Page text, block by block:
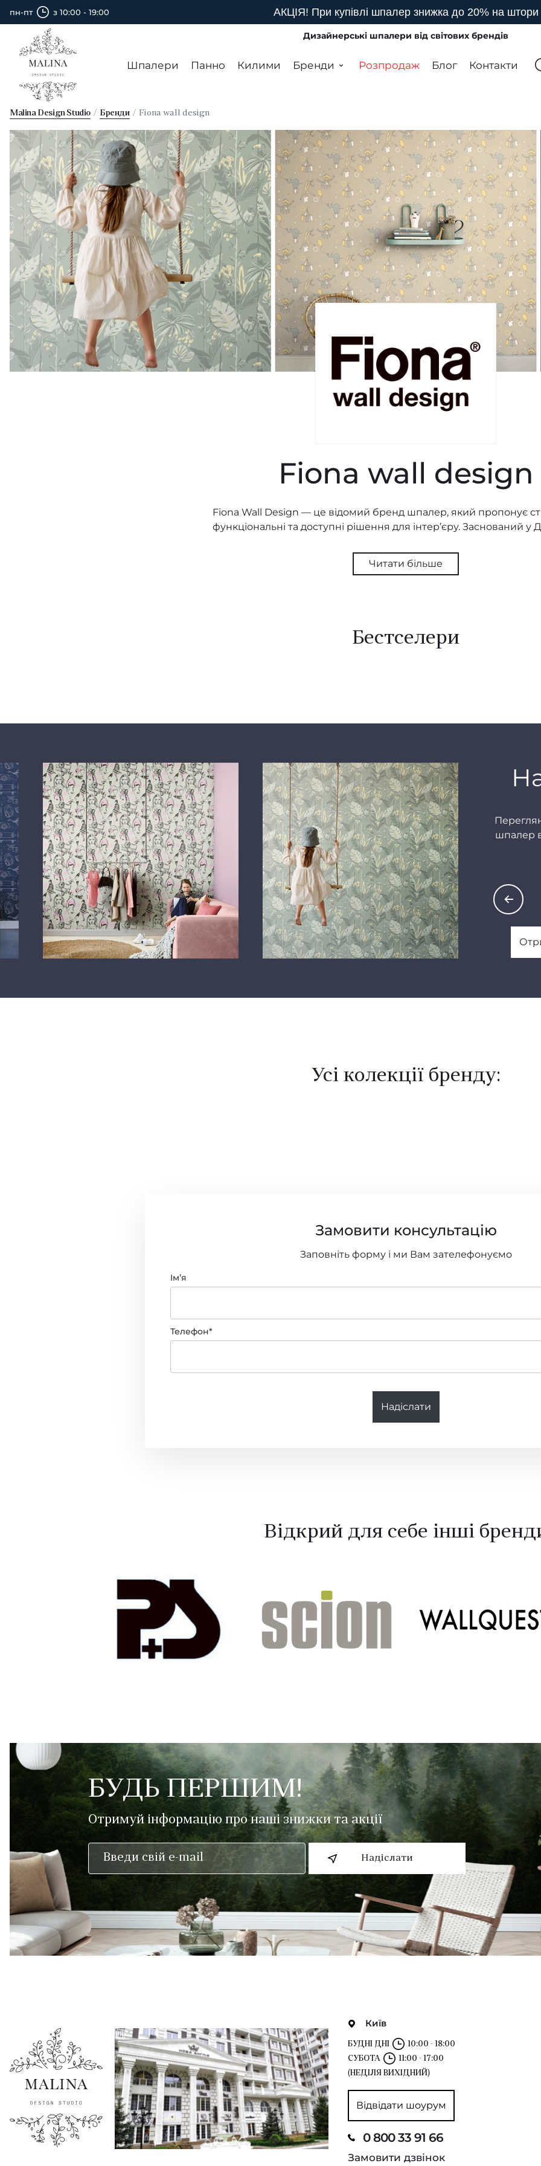
пн-пт з 10:00 - 19:00 АКЦІЯ! При купівлі шпалер знижка до 20% на штори
Дизайнерські шпалери від світових брендів
Шпалери Панно Килими Бренди Розпродаж Блог Контакти
Malina Design Studio Бренди Fiona wall design
Fiona wall design
Fiona Wall Design — це відомий бренд шпалер, який пропонує
функціональні та доступні рішення для інтер’єру. Заснований у
поєднуючи естетику з високою якістю. Fiona Wall Design прагне
шпалери, які надихають і допомагають перетворити житловий
Дизайнерські колекції бренду охоплюють широкий спектр
класичних орнаментів до сучасних абстрактних форм. Особливу
Однією з ключових переваг бренду є його зосередженість на
Wall Design використовує екологічно чисті матеріали та сучасні
друку, щоб забезпечити довговічність продукції та
навколишнє середовище. Всі шпалери бренду легко клеяться,
забруднень і зберігають первинний вигляд навіть через роки.
пропонує варіанти, що підходять для різних типів приміщень,
кухні та ванні кімнати.
Fiona Wall Design ідеально підходить для тих, хто прагне
та затишний простір без надмірних зусиль. Це універсальне
тих, хто цінує поєднання функціональності та естетики. Завдяки
продуманому дизайну, шпалери Fiona Wall Design додають
легкості та природного шарму, роблячи кожну кімнату
Читати більше
Бестселери
шпалер в
Усі колекції бренду:
Замовити консультацію
Заповніть форму і ми Вам зателефонуємо
Імʼя
Телефон*
Надіслати
Відкрий для себе інші
БУДЬ ПЕРШИМ!
Отримуй інформацію про наші знижки та акції
Надіслати
Київ
БУДНІ ДНІ
10:00 - 18:00
СУБОТА
11:00 - 17:00
(НЕДІЛЯ ВИХІДНИЙ)
Відвідати шоурум
0 800 33 91 66
Замовити дзвінок